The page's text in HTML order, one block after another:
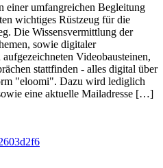
einer umfangreichen Begleitung
wichtiges Rüstzeug für die
Die Wissensvermittlung der
sowie digitaler
Videobausteinen,
stattfinden - alles digital über
"eloomi". Dazu wird lediglich
eine aktuelle Mailadresse […]